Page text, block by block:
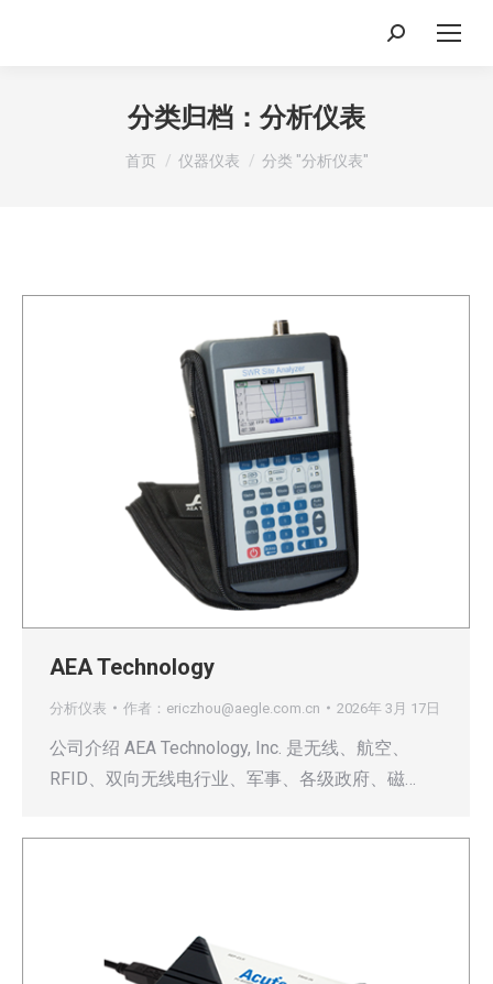
搜
分类归档： 分析仪表
你在这里：
首页 仪器仪表 分类 "分析仪表"
AEA Technology
分析仪表 作者： ericzhou@aegle.com.cn 2026年 3月 17日
公司介绍 AEA Technology, Inc. 是无线、航空、
RFID、双向无线电行业、军事、各级政府、磁…